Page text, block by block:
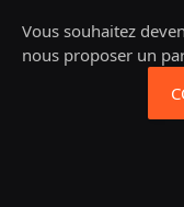
Vous souhaitez
nous proposer un